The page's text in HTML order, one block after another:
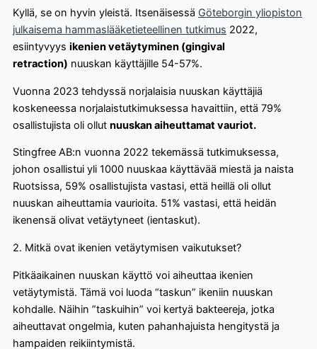
Kyllä, se on hyvin yleistä. Itsenäisessä Göteborgin yliopiston
julkaisema hammaslääketieteellinen tutkimus 2022,
esiintyvyys ikenien vetäytyminen (gingival
retraction) nuuskan käyttäjille 54-57%.
Vuonna 2023 tehdyssä norjalaisia nuuskan käyttäjiä
koskeneessa norjalaistutkimuksessa havaittiin, että 79%
osallistujista oli ollut nuuskan aiheuttamat vauriot.
Stingfree AB:n vuonna 2022 tekemässä tutkimuksessa,
johon osallistui yli 1000 nuuskaa käyttävää miestä ja naista
Ruotsissa, 59% osallistujista vastasi, että heillä oli ollut
nuuskan aiheuttamia vaurioita. 51% vastasi, että heidän
ikenensä olivat vetäytyneet (ientaskut).
2. Mitkä ovat ikenien vetäytymisen vaikutukset?
Pitkäaikainen nuuskan käyttö voi aiheuttaa ikenien
vetäytymistä. Tämä voi luoda “taskun” ikeniin nuuskan
kohdalle. Näihin ”taskuihin” voi kertyä bakteereja, jotka
aiheuttavat ongelmia, kuten pahanhajuista hengitystä ja
hampaiden reikiintymistä.